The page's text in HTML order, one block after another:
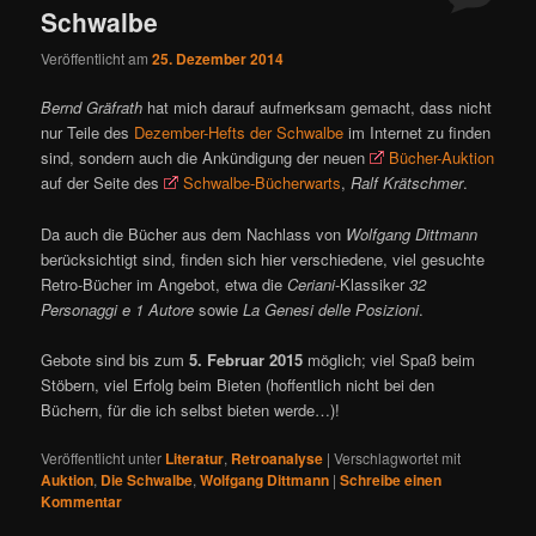
Schwalbe
Veröffentlicht am25. Dezember 2014
Bernd Gräfrath hat mich darauf aufmerksam gemacht, dass nicht
nur Teile des Dezember-Hefts der Schwalbe im Internet zu finden
sind, sondern auch die Ankündigung der neuen
Bücher-Auktion
auf der Seite des
Schwalbe-Bücherwarts,Ralf Krätschmer.
Da auch die Bücher aus dem Nachlass von Wolfgang Dittmann
berücksichtigt sind, finden sich hier verschiedene, viel gesuchte
Retro-Bücher im Angebot, etwa dieCeriani-Klassiker32
Personaggi e 1 Autore sowieLa Genesi delle Posizioni.
Gebote sind bis zum5. Februar 2015 möglich; viel Spaß beim
Stöbern, viel Erfolg beim Bieten (hoffentlich nicht bei den
Büchern, für die ich selbst bieten werde…)!
Veröffentlicht unter Literatur, Retroanalyse |Verschlagwortet mit
Auktion, Die Schwalbe,Wolfgang Dittmann |Schreibe einen
Kommentar